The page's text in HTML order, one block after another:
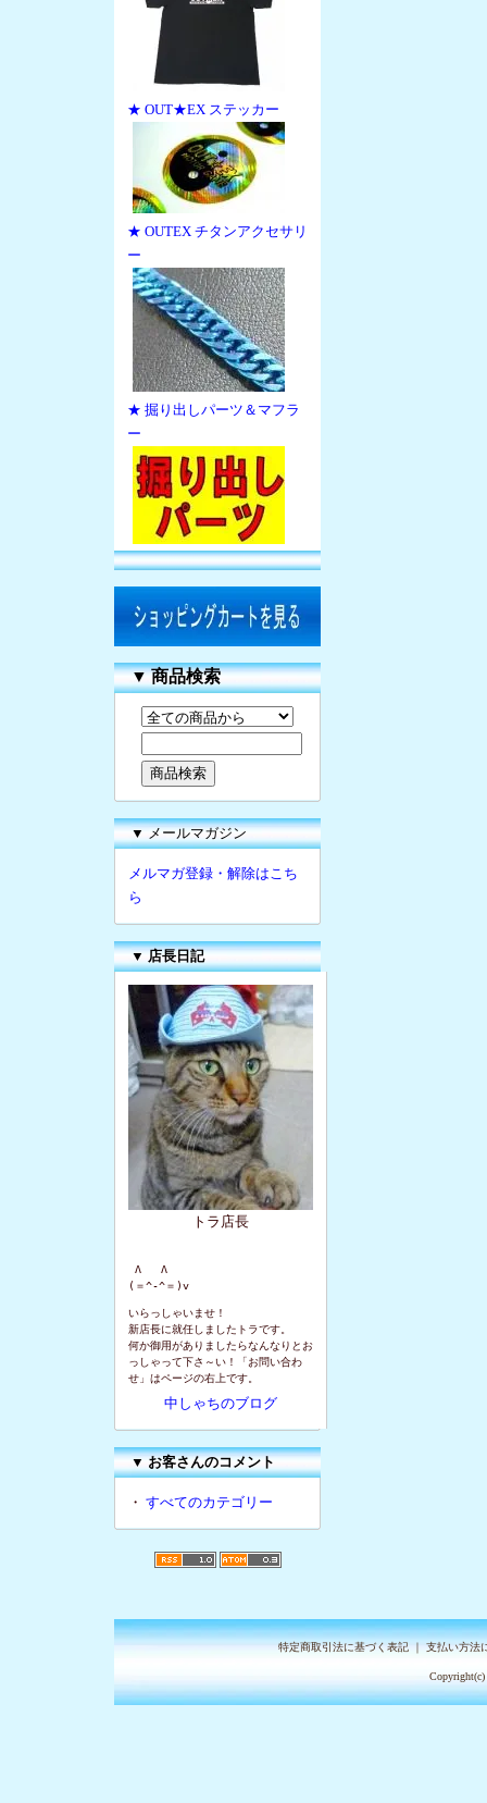
★ OUT★EX ステッカー
★ OUTEX チタンアクセサリ
ー
★ 掘り出しパーツ＆マフラ
ー
▼商品検索
▼ メールマガジン
メルマガ登録・解除はこち
ら
▼ 店長日記
トラ店長
Λ   Λ
(＝^-^＝)v
いらっしゃいませ！
新店長に就任しましたトラです。
何か御用がありましたらなんなりとお
っしゃって下さ～い！「お問い合わ
せ」はページの右上です。
中しゃちのブログ
▼お客さんのコメント
・ すべてのカテゴリー
特定商取引法に基づく表記｜支払い方法